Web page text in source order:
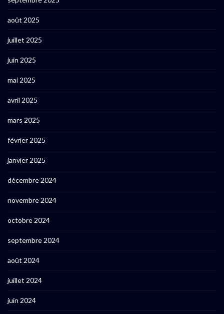
août 2025
juillet 2025
juin 2025
mai 2025
avril 2025
mars 2025
février 2025
janvier 2025
décembre 2024
novembre 2024
octobre 2024
septembre 2024
août 2024
juillet 2024
juin 2024